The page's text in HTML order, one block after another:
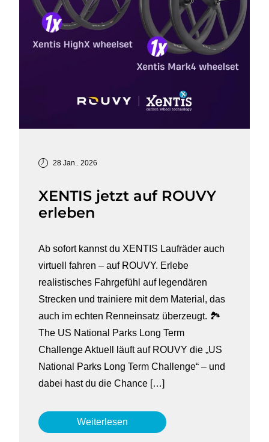
28 Jan.. 2026
XENTIS jetzt auf ROUVY
erleben
Ab sofort kannst du XENTIS Laufräder auch
virtuell fahren – auf ROUVY. Erlebe
realistisches Fahrgefühl auf legendären
Strecken und trainiere mit dem Material, das
auch im echten Renneinsatz überzeugt. 🏞
The US National Parks Long Term
Challenge Aktuell läuft auf ROUVY die „US
National Parks Long Term Challenge“ – und
dabei hast du die Chance […]
Weiterlesen